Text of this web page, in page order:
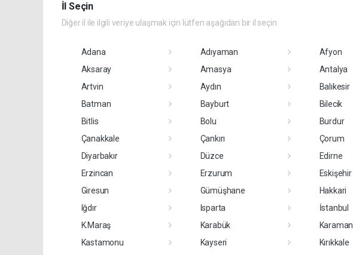
İl Seçin
Diğer il ile ilgili veriye ulaşmak için lütfen aşağıdan bir il seçin
Adana Adıyaman Afyon
Aksaray
Amasya Antalya
Artvin
Aydın Balıkesir
Batman
Bayburt Bilecik
Bitlis
Bolu Burdur
Çanakkale
Çankırı Çorum
Diyarbakır
Düzce Edirne
Erzincan
Erzurum Eskişehir
Giresun
Gümüşhane Hakkari
Iğdır
Isparta İstanbul
K.Maraş
Karabük Karaman
Kastamonu
Kayseri Kırıkkale